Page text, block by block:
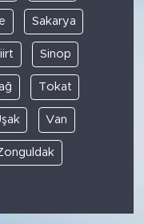
Sakarya
Sinop
Tokat
Van